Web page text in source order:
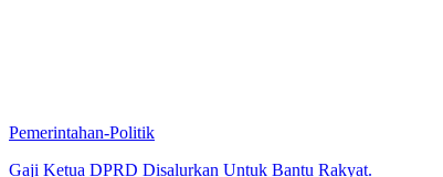
Pemerintahan-Politik
Gaji Ketua DPRD Disalurkan Untuk Bantu Rakyat.